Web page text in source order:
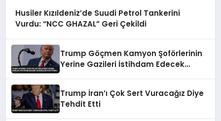
Husiler Kızıldeniz’de Suudi Petrol Tankerini
Vurdu: “NCC GHAZAL” Geri Çekildi
Trump Göçmen Kamyon Şoförlerinin
Yerine Gazileri İstihdam Edecek
Trump İran’ı Çok Sert Vuracağız Diye
Tehdit Etti